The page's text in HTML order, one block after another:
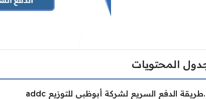
المحتويات
طريقة الدفع السريع لشركة أبوظبي للتوزيع addc